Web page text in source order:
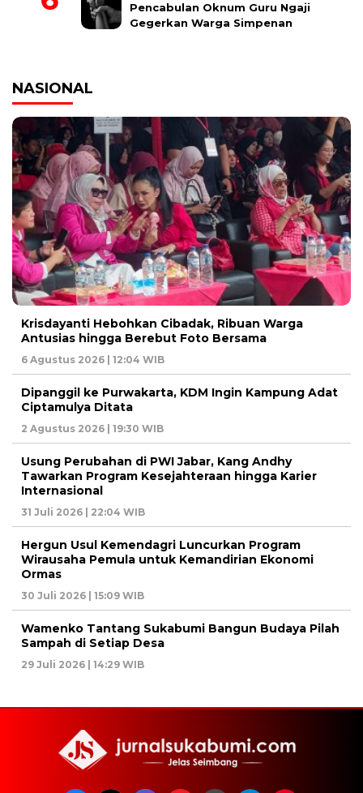
Pencabulan Oknum Guru Ngaji
Gegerkan Warga Simpenan
NASIONAL
Krisdayanti Hebohkan Cibadak, Ribuan Warga
Antusias hingga Berebut Foto Bersama
6 Agustus 2026 | 12:04 WIB
Dipanggil ke Purwakarta, KDM Ingin Kampung Adat
Ciptamulya Ditata
2 Agustus 2026 | 19:30 WIB
Usung Perubahan di PWI Jabar, Kang Andhy
Tawarkan Program Kesejahteraan hingga Karier
Internasional
31 Juli 2026 | 22:04 WIB
Hergun Usul Kemendagri Luncurkan Program
Wirausaha Pemula untuk Kemandirian Ekonomi
Ormas
30 Juli 2026 | 15:09 WIB
Wamenko Tantang Sukabumi Bangun Budaya Pilah
Sampah di Setiap Desa
29 Juli 2026 | 14:29 WIB